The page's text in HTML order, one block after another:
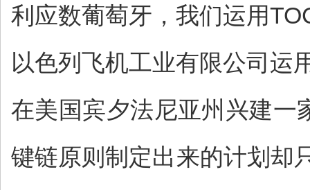
利应数葡萄牙，我们运用
以色列飞机工业有限公司运
在美国宾夕法尼亚州兴建一
键链原则制定出来的计划却